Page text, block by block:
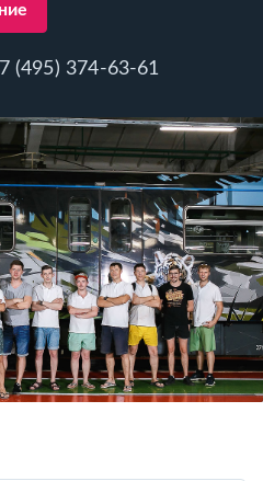
(495) 374-63-61